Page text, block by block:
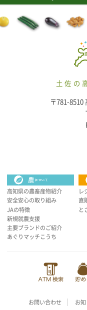
土佐の
〒781-8510
高知県の農畜産物紹介
安全安心の取り組み
JAの特徴
新規就農支援
主要ブランドのご紹介
あぐりマッチこうち
レ
直
と
お問い合わせ お